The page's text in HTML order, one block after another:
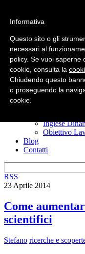
Home
Nuovo? Inizia qui
Risorse gratuite
Il manuale
Inglese
Obiettivo
Blog
Contatti
RSS
23 Aprile 2014
Come
scientifici
Stefano ricerche e
Informativa
Questo sito o gli
necessari al
policy. Se vuoi saperne
cookie, consulta la
Chiudendo questo
o proseguendo la
cookie.